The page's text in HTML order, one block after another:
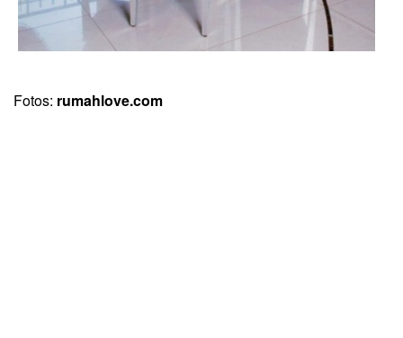
Fotos: rumahlove.com